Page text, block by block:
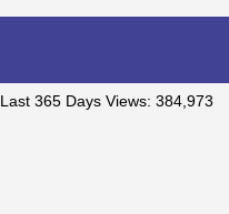
Last 365 Days Views: 384,973